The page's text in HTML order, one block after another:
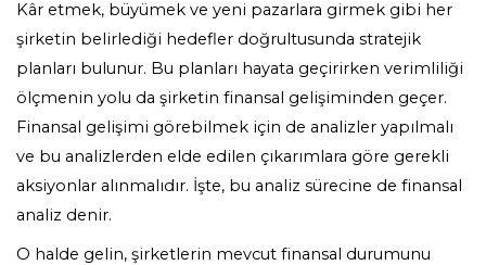
Kâr etmek, büyümek ve yeni pazarlara girmek gibi her
şirketin belirlediği hedefler doğrultusunda stratejik
planları bulunur. Bu planları hayata geçirirken verimliliği
ölçmenin yolu da şirketin finansal gelişiminden geçer.
Finansal gelişimi görebilmek için de analizler yapılmalı
ve bu analizlerden elde edilen çıkarımlara göre gerekli
aksiyonlar alınmalıdır. İşte, bu analiz sürecine de finansal
analiz denir.
O halde gelin, şirketlerin mevcut finansal durumunu